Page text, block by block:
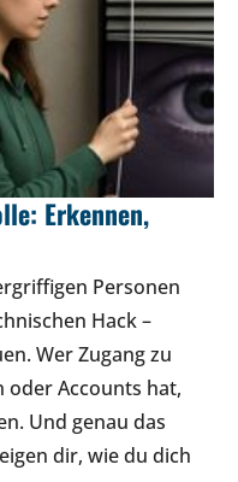
Erkennen,
Personen
Hack –
Wer Zugang zu
oder Accounts hat,
Und genau das
dir, wie du dich